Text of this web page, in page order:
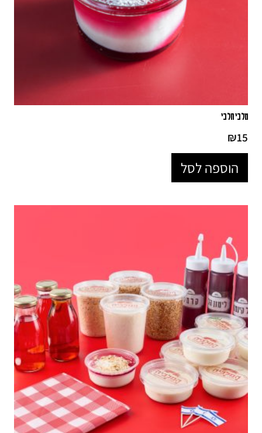
מלבי חלבי
₪15
הוספה לסל